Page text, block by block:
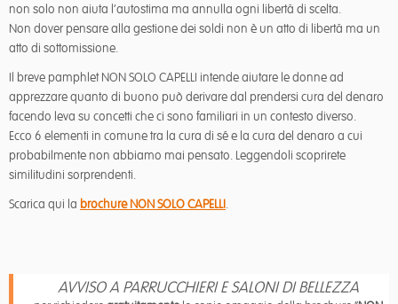
non solo non aiuta l’autostima ma annulla ogni libertà di scelta.
Non dover pensare alla gestione dei soldi non è un atto di libertà ma un
atto di sottomissione.
Il breve pamphlet NON SOLO CAPELLI intende aiutare le donne ad
apprezzare quanto di buono può derivare dal prendersi cura del denaro
facendo leva su concetti che ci sono familiari in un contesto diverso.
Ecco 6 elementi in comune tra la cura di sé e la cura del denaro a cui
probabilmente non abbiamo mai pensato. Leggendoli scoprirete
similitudini sorprendenti.
Scarica qui la brochure NON SOLO CAPELLI.
AVVISO A PARRUCCHIERI E SALONI DI BELLEZZA